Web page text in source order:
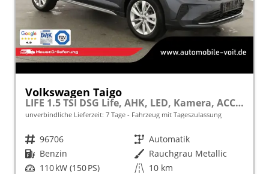
Volkswagen Taigo
LIFE 1.5 TSI DSG Life, AHK, LED, Kamera, ACC, Winter, 17-Zoll
unverbindliche Lieferzeit: 7 Tage Fahrzeug mit Tageszulassung
Fahrzeugnr. 96706 Getriebe Automatik
Kraftstoff Benzin Außenfarbe Rauchgrau Metallic
Leistung 110 kW (150 PS) Kilometerstand 10 km